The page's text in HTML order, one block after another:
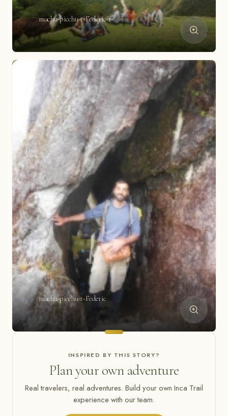
machu-picchu-t-Federic-1
machu-picchu-t-Federic
INSPIRED BY THIS STORY?
Plan your own adventure
Real travelers, real adventures. Build your own Inca Trail
experience with our team.